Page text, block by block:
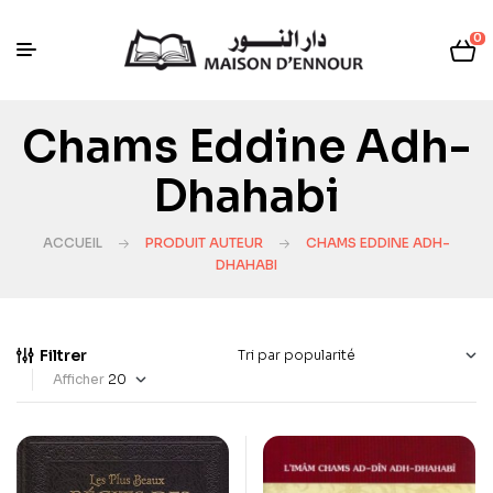
0
Chams Eddine Adh-
Dhahabi
ACCUEIL PRODUIT AUTEUR
CHAMS EDDINE ADH-
DHAHABI
Filtrer
Afficher